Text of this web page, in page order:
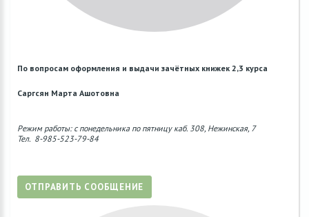
По вопросам оформления и выдачи зачётных книжек 2,3 курса
Саргсян Марта Ашотовна
Режим работы: с понедельника по пятницу каб. 308, Нежинская, 7
Тел. 8-985-523-79-84
ОТПРАВИТЬ СООБЩЕНИЕ